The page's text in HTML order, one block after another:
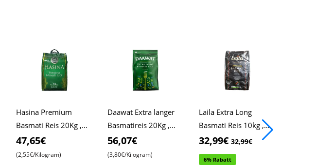
Hasina Premium
Basmati Reis 20Kg ,
Erschwinglicher Preis ,
Premium Qualität ,
47,65€
(2,55€/Kilogram)
Daawat Extra langer
Basmatireis 20Kg ,
Daawat Reis , Pulao-
Reis , Biryani-Reis
56,07€
(3,80€/Kilogram)
Laila Extra Long
Basmati Reis 10kg ,
Xtra Long Reis ,
32,99€ 32,99€
6% Rabatt